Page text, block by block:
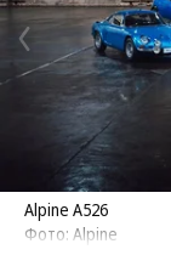
Alpine A526
Фото: Alpine